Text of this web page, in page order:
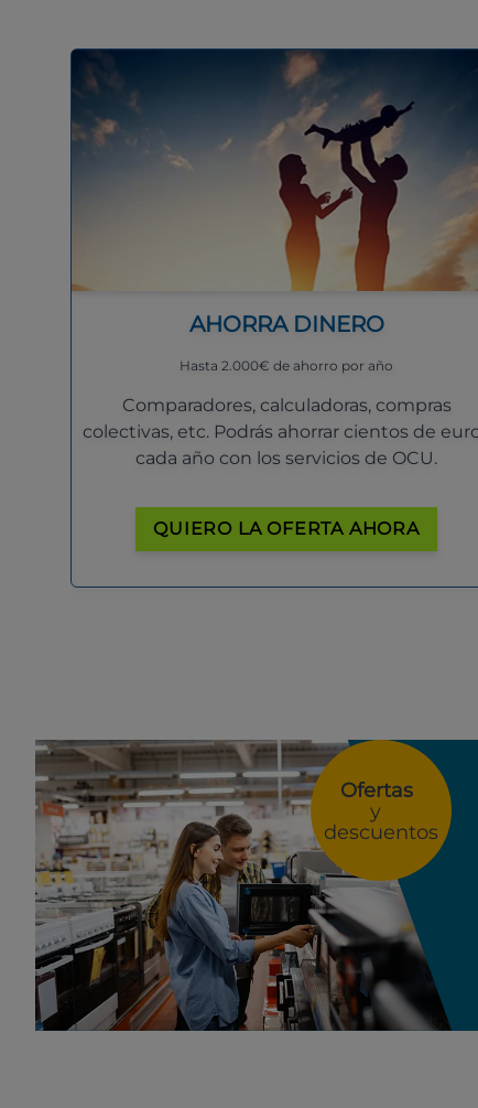
AHORRA DINERO
Hasta 2.000€ de ahorro por año
Comparadores, calculadoras, compras
colectivas, etc. Podrás ahorrar cientos de
cada año con los servicios de OCU.
QUIERO LA OFERTA AHORA
Ofertas
y
descuentos